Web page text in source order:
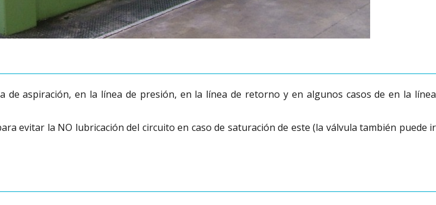
aspiración, en la línea de presión, en la línea de retorno y en algunos casos de en la línea
evitar la NO lubricación del circuito en caso de saturación de este (la válvula también puede ir